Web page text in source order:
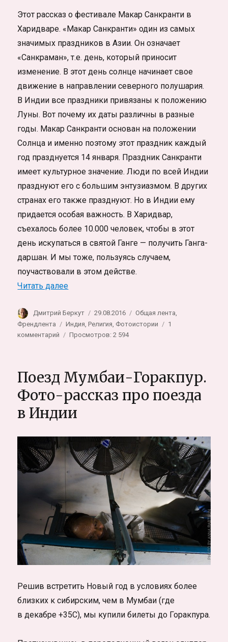
Этот рассказ о фестивале Макар Санкранти в
Харидваре. «Макар Санкранти» один из самых
значимых праздников в Азии. Он означает
«Санкраман», т.е. день, который приносит
изменение. В этот день солнце начинает свое
движение в направлении северного полушария.
В Индии все праздники привязаны к положению
Луны. Вот почему их даты различны в разные
годы. Макар Санкранти основан на положении
Солнца и именно поэтому этот праздник каждый
год празднуется 14 января. Праздник Санкранти
имеет культурное значение. Люди по всей Индии
празднуют его с большим энтузиазмом. В других
странах его также празднуют. Но в Индии ему
придается особая важность. В Харидвар,
съехалось более 10.000 человек, чтобы в этот
день искупаться в святой Ганге — получить Ганга-
даршан. И мы тоже, пользуясь случаем,
поучаствовали в этом действе.
Читать далее«Макар Санкранти в Харидваре
Автор
Дмитрий Беркут Опубликовано
29.08.2016 Рубрики
Общая лента,
Френдлента
Метки
Индия ,Религия Фотоистории
1
комментарий
в
Харидваре
(Индия).
День
приносящий
Просмотров: 2 594
Поезд Мумбаи-Горакпур.
Фото-рассказ про поезда
в Индии
Решив встретить Новый год в условиях более
близких к сибирским, чем в Мумбаи (где
в декабре +35С), мы купили билеты до Горакпура.